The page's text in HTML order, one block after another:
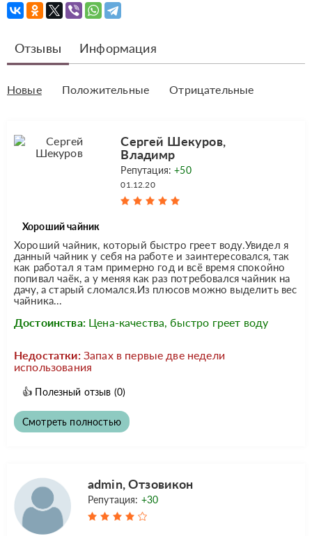
Отзывы Информация
Новые Положительные Отрицательные
Сергей Шекуров,
Владимр
Репутация:+50
01.12.20
Хороший чайник
Хороший чайник, который быстро греет воду.Увидел я
данный чайник у себя на работе и заинтересовался, так
как работал я там примерно год и всё время спокойно
попивал чаёк, а у меняя как раз потребовался чайник на
дачу, а старый сломался.Из плюсов можно выделить вес
чайника...
Достоинства: Цена-качества, быстро греет воду
Недостатки: Запах в первые две недели
использования
👍 Полезный отзыв (0)
Смотреть полностью
admin, Отзовикон
Репутация: +30